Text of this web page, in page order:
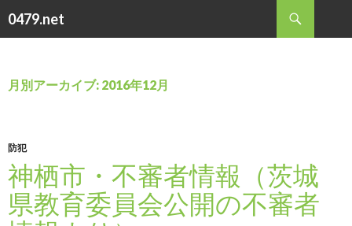
0479.net
索
ン
キ
ッ
プ
月別アーカイブ: 2016年12月
防犯
神栖市・不審者情報（茨城
県教育委員会公開の不審者